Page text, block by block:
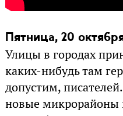
Пятница, 20
Улицы в городах
каких-нибудь там
допустим,
новые микрорайоны